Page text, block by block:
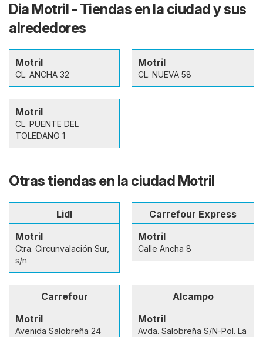
Dia Motril - Tiendas en la ciudad y sus
alrededores
Motril
CL. ANCHA 32
Motril
CL. NUEVA 58
Motril
CL. PUENTE DEL
TOLEDANO 1
Otras tiendas en la ciudad Motril
Lidl
Motril
Ctra. Circunvalación Sur,
s/n
Carrefour Express
Motril
Calle Ancha 8
Carrefour
Motril
Avenida Salobreña 24
Alcampo
Motril
Avda. Salobreña S/N-Pol. La